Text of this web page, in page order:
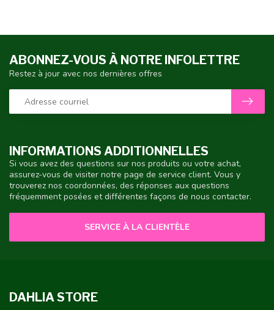
INFORMATIONS ADDITIONNELLES
Si vous avez des questions sur nos produits ou votre achat,
assurez-vous de visiter notre page de service client. Vous y
trouverez nos coordonnées, des réponses aux questions
fréquemment posées et différentes façons de nous contacter.
SERVICE À LA CLIENTÈLE
ABONNEZ-VOUS À NOTRE INFOLETTRE
Restez à jour avec nos dernières offres
DAHLIA STORE